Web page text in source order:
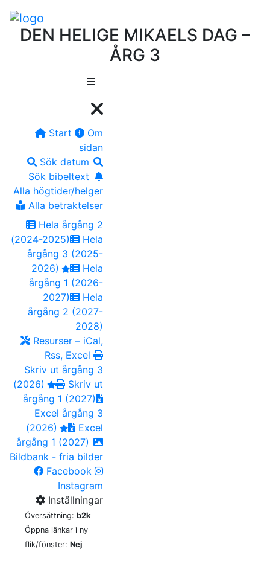
DEN HELIGE MIKAELS DAG –
ÅRG 3
Start
Om
sidan
Sök datum
Sök bibeltext
Alla högtider/helger
Alla betraktelser
Hela årgång 2
(2024-2025)
Hela
årgång 3 (2025-
2026)
Hela
årgång 1 (2026-
2027)
Hela
årgång 2 (2027-
2028)
Resurser – iCal,
Rss, Excel
Skriv ut årgång 3
(2026)
Skriv ut
årgång 1 (2027)
Excel årgång 3
(2026)
Excel
årgång 1 (2027)
Bildbank - fria bilder
Facebook
Instagram
Inställningar
Översättning: b2k
Öppna länkar i ny
flik/fönster: Nej